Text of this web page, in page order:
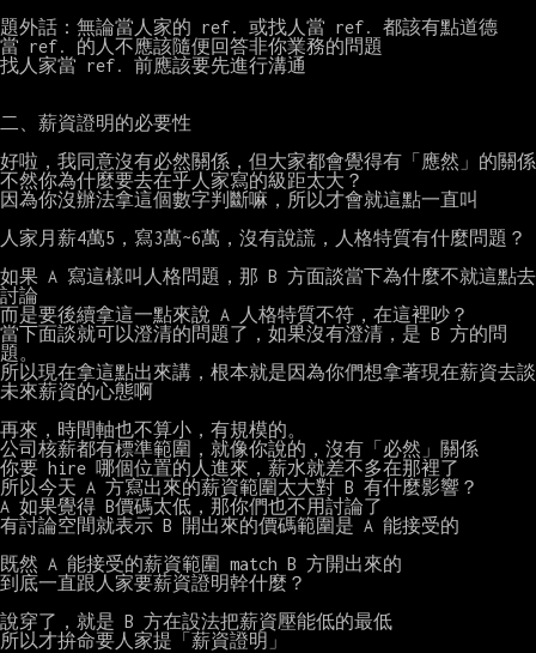
題外話：無論當人家的 ref. 或找人當 ref. 都該有點道德
當 ref. 的人不應該隨便回答非你業務的問題
找人家當 ref. 前應該要先進行溝通
二、薪資證明的必要性
好啦，我同意沒有必然關係，但大家都會覺得有「應然」的關係
不然你為什麼要去在乎人家寫的級距太大？
因為你沒辦法拿這個數字判斷嘛，所以才會就這點一直叫
人家月薪4萬5，寫3萬~6萬，沒有說謊，人格特質有什麼問題？
如果 A 寫這樣叫人格問題，那 B 方面談當下為什麼不就這點去
討論
而是要後續拿這一點來說 A 人格特質不符，在這裡吵？
當下面談就可以澄清的問題了，如果沒有澄清，是 B 方的問
題。
所以現在拿這點出來講，根本就是因為你們想拿著現在薪資去談
未來薪資的心態啊
再來，時間軸也不算小，有規模的。
公司核薪都有標準範圍，就像你說的，沒有「必然」關係
你要 hire 哪個位置的人進來，薪水就差不多在那裡了
所以今天 A 方寫出來的薪資範圍太大對 B 有什麼影響？
A 如果覺得 B價碼太低，那你們也不用討論了
有討論空間就表示 B 開出來的價碼範圍是 A 能接受的
既然 A 能接受的薪資範圍 match B 方開出來的
到底一直跟人家要薪資證明幹什麼？
說穿了，就是 B 方在設法把薪資壓能低的最低
所以才拚命要人家提「薪資證明」